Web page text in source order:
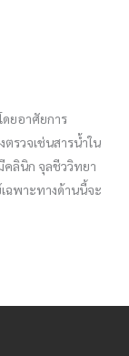
ดยอาศัยการ
รวจเช่นสารน้ำใน
คลินิก จุลชีววิทยา
ฉพาะทางด้านนี้จะ